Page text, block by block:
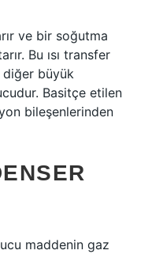
ve bir soğutma
Bu ısı transfer
diğer büyük
Basitçe etilen
bileşenlerinden
maddenin gaz